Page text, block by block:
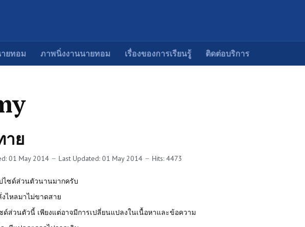
ยทอม ภาพนิ่งงานนายทอม เรื่องของการเรียนรู้ ติดต่อบริการ
าย
01 May 2014 Last Updated: 01 May 2014 Hits: 4473
ไซด์ส่วนตัวนานมากครับ
ไหลมาไม่ขาดสาย
ด์ส่วนตัวนี้ เพียงแต่อาจมีการเปลี่ยนแปลงในเนื้อหาและข้อความ